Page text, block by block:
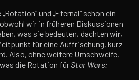
und „Eternal“ schon ein
wir in früheren Diskussionen
was sie bedeuten, dachten wir,
für eine Auffrischung, kurz
Also, ohne weitere Umschweife,
die Rotation fürStar Wars: